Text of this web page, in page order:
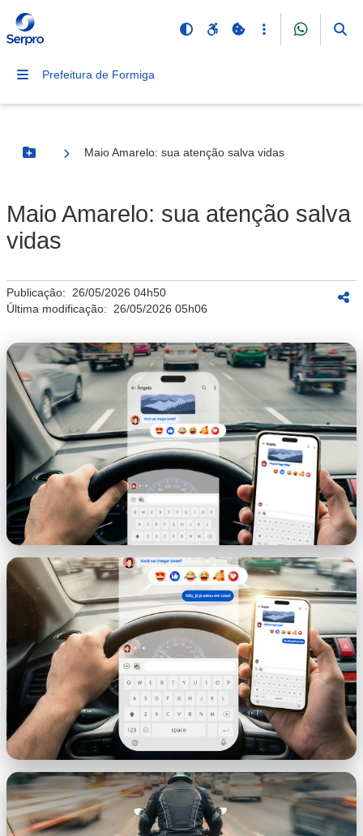
Prefeitura de Formiga
Botão Menu
Maio Amarelo: sua atenção salva vidas
Maio Amarelo: sua atenção salva
vidas
Publicação: 26/05/2026 04h50
Última modificação: 26/05/2026 05h06
capa.png
imagem.png